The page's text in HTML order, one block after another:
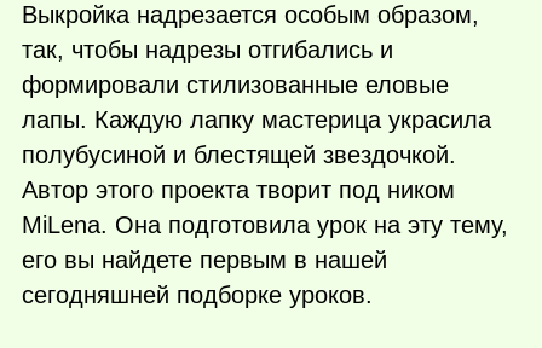
Выкройка надрезается особым образом,
так, чтобы надрезы отгибались и
формировали стилизованные еловые
лапы. Каждую лапку мастерица украсила
полубусиной и блестящей звездочкой.
Автор этого проекта творит под ником
MiLena. Она подготовила урок на эту тему,
его вы найдете первым в нашей
сегодняшней подборке уроков.